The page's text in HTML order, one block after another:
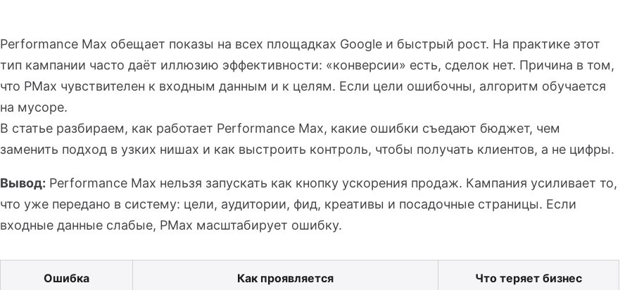
Performance Max обещает показы на всех площадках Google и быстрый рост. На практике этот
тип кампании часто даёт иллюзию эффективности: «конверсии» есть, сделок нет. Причина в том,
что PMax чувствителен к входным данным и к целям. Если цели ошибочны, алгоритм обучается
на мусоре.
В статье разбираем, как работает Performance Max, какие ошибки съедают бюджет, чем
заменить подход в узких нишах и как выстроить контроль, чтобы получать клиентов, а не цифры.
Вывод: Performance Max нельзя запускать как кнопку ускорения продаж. Кампания усиливает то,
что уже передано в систему: цели, аудитории, фид, креативы и посадочные страницы. Если
входные данные слабые, PMax масштабирует ошибку.
Ошибка Как проявляется Что теряет бизнес